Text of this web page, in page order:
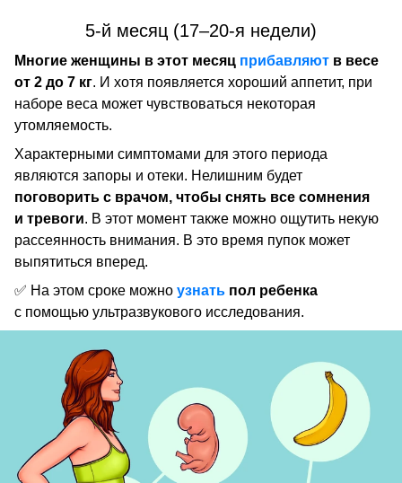
5-й месяц (17–20-я недели)
Многие женщины в этот месяц прибавляют в весе
от 2 до 7 кг. И хотя появляется хороший аппетит, при
наборе веса может чувствоваться некоторая
утомляемость.
Характерными симптомами для этого периода
являются запоры и отеки. Нелишним будет
поговорить с врачом, чтобы снять все сомнения
и тревоги. В этот момент также можно ощутить некую
рассеянность внимания. В это время пупок может
выпятиться вперед.
✅ На этом сроке можно узнать пол ребенка
с помощью ультразвукового исследования.